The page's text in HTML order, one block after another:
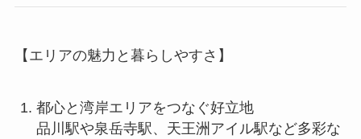
【エリアの魅力と暮らしやすさ】
都心と湾岸エリアをつなぐ好立地
品川駅や泉岳寺駅、天王洲アイル駅など多彩な